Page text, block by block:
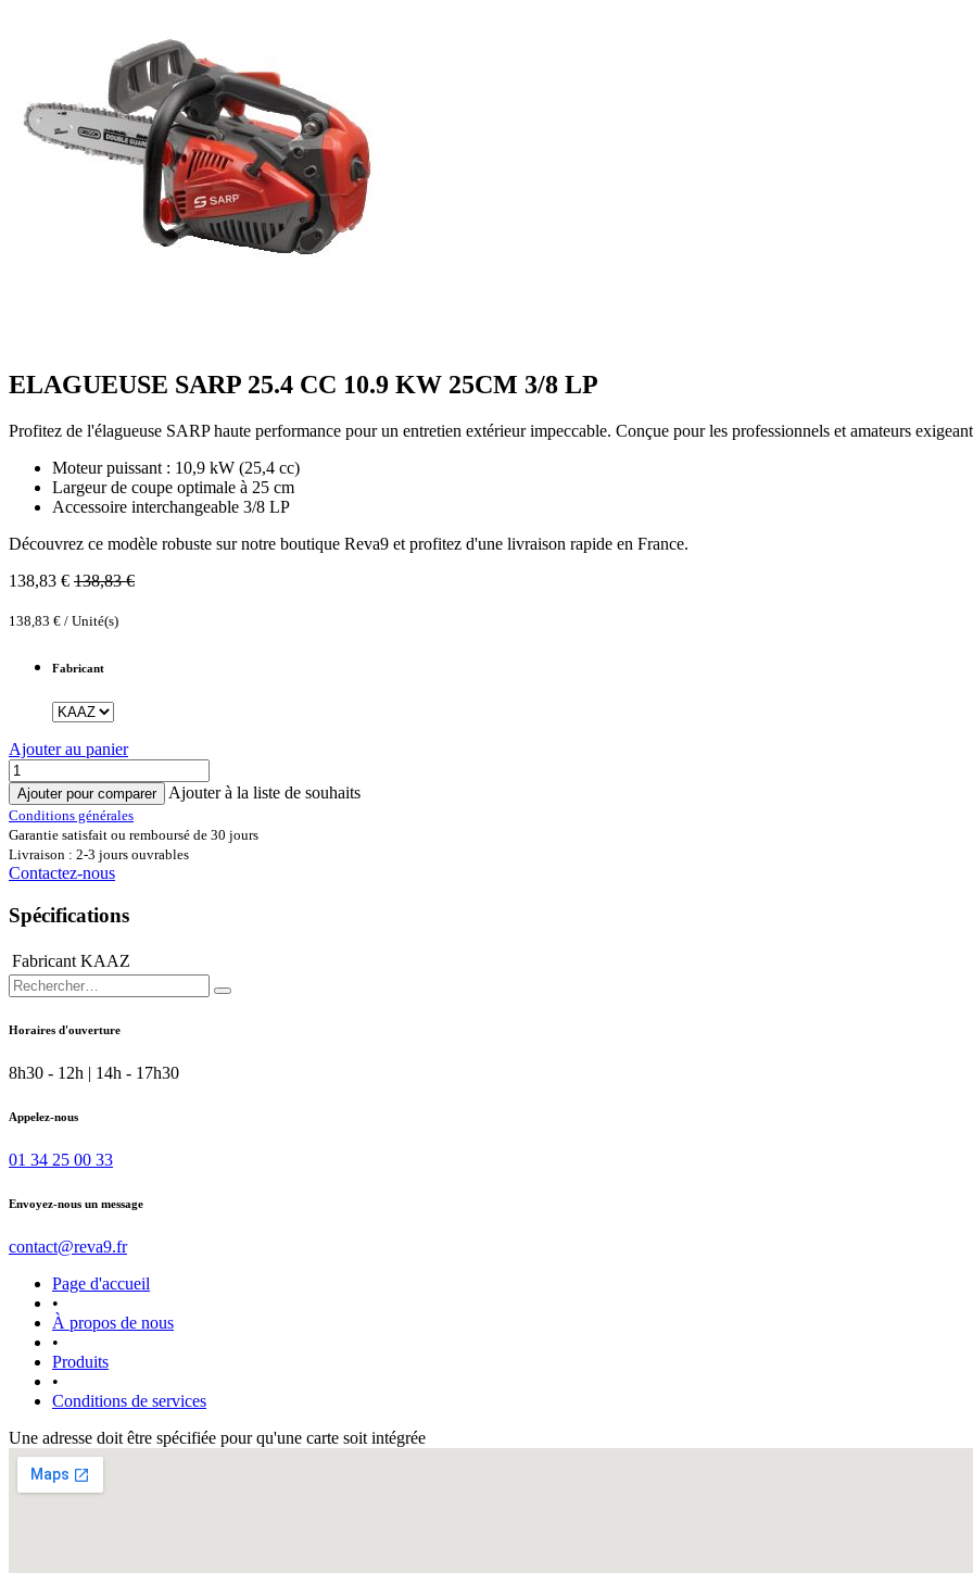
ELAGUEUSE SARP 25.4 CC 10.9 KW 25CM 3/8 LP
Profitez de l'élagueuse SARP haute performance pour un entretien extérieur impeccable. Conçue pour les professionnels et amateurs
Moteur puissant : 10,9 kW (25,4 cc)
Largeur de coupe optimale à 25 cm
Accessoire interchangeable 3/8 LP
Découvrez ce modèle robuste sur notre boutique Reva9 et profitez d'une livraison rapide en France.
138,83 € 138,83€
138,83 € / Unité(s)
Fabricant
Ajouter au panier
Ajouter pour comparer Ajouter à la liste de souhaits
Conditions générales
Garantie satisfait ou remboursé de 30 jours
Livraison : 2-3 jours ouvrables
Contactez-nous
Spécifications
Fabricant KAAZ
Horaires d'ouverture
8h30 - 12h | 14h - 17h30
Appelez-nous
01 34 25 00 33
Envoyez-nous un message
contact@reva9.fr
Page d'accueil
•
À propos de nous
•
Produits
•
Conditions de services
Une adresse doit être spécifiée pour qu'une carte soit intégrée